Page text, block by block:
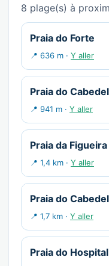
8 plage(s) à
Praia do Forte
📍 636 m · Y aller
Praia do
📍 941 m · Y aller
Praia da Figueira
📍 1,4 km · Y aller
Praia do
📍 1,7 km · Y aller
Praia do Hospital